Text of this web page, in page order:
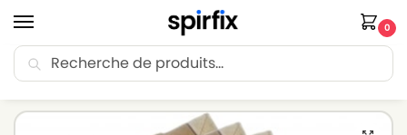
0
🚚 Livraison Point Relais offerte dès 30€ d’achat.